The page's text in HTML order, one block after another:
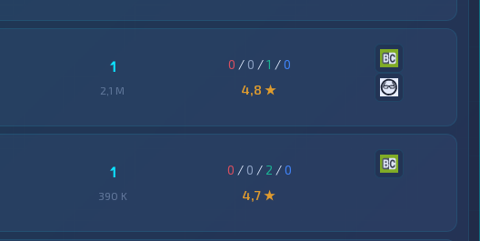
1
2,1 M
0 / 0 /1 /0
4,8 ★
1
390 K
0 / 0 / 2 /0
4,7 ★